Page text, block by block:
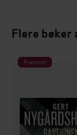
Flere bøker
Premium